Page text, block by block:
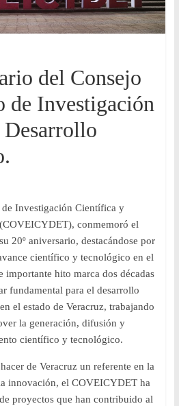
del Consejo
de Investigación
Investigación Científica y
conmemoró el
20º aniversario, destacándose por
científico y tecnológico en el
importante hito marca dos décadas
fundamental para el desarrollo
el estado de Veracruz, trabajando
la generación, difusión y
científico y tecnológico.
de Veracruz un referente en la
innovación, el COVEICYDET ha
proyectos que han contribuido al